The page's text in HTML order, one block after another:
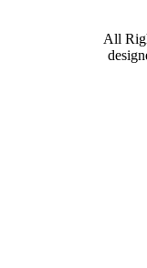
All